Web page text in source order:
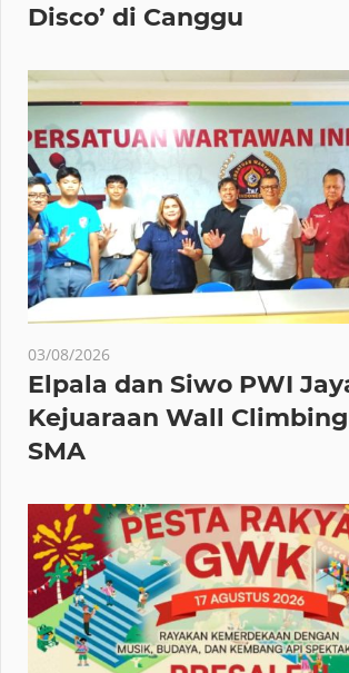
Disco’ di Canggu
03/08/2026
Elpala dan Siwo PWI
Kejuaraan Wall
SMA